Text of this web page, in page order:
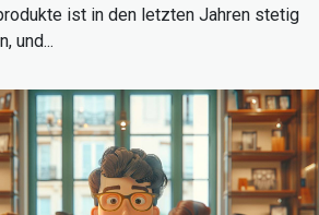
ist in den letzten Jahren stetig
und...